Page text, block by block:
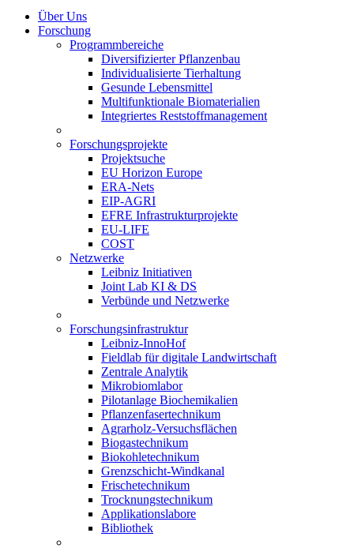
Über Uns
Forschung
Programmbereiche
Diversifizierter Pflanzenbau
Individualisierte Tierhaltung
Gesunde Lebensmittel
Multifunktionale Biomaterialien
Integriertes Reststoffmanagement
Forschungsprojekte
Projektsuche
EU Horizon Europe
ERA-Nets
EIP-AGRI
EFRE Infrastrukturprojekte
EU-LIFE
COST
Netzwerke
Leibniz Initiativen
Joint Lab KI & DS
Verbünde und Netzwerke
Forschungsinfrastruktur
Leibniz-InnoHof
Fieldlab für digitale Landwirtschaft
Zentrale Analytik
Mikrobiomlabor
Pilotanlage Biochemikalien
Pflanzenfasertechnikum
Agrarholz-Versuchsflächen
Biogastechnikum
Biokohletechnikum
Grenzschicht-Windkanal
Frischetechnikum
Trocknungstechnikum
Applikationslabore
Bibliothek